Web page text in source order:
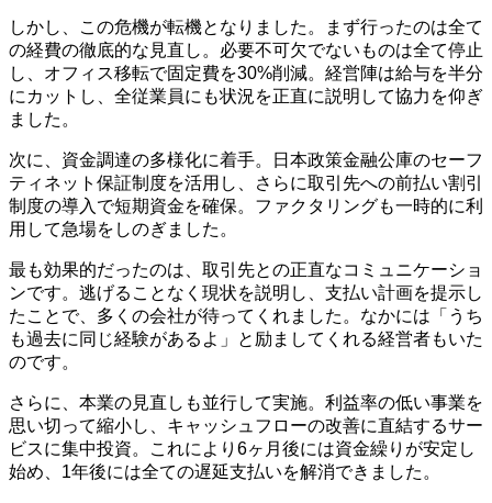
しかし、この危機が転機となりました。まず行ったのは全て
の経費の徹底的な見直し。必要不可欠でないものは全て停止
し、オフィス移転で固定費を30%削減。経営陣は給与を半分
にカットし、全従業員にも状況を正直に説明して協力を仰ぎ
ました。
次に、資金調達の多様化に着手。日本政策金融公庫のセーフ
ティネット保証制度を活用し、さらに取引先への前払い割引
制度の導入で短期資金を確保。ファクタリングも一時的に利
用して急場をしのぎました。
最も効果的だったのは、取引先との正直なコミュニケーショ
ンです。逃げることなく現状を説明し、支払い計画を提示し
たことで、多くの会社が待ってくれました。なかには「うち
も過去に同じ経験があるよ」と励ましてくれる経営者もいた
のです。
さらに、本業の見直しも並行して実施。利益率の低い事業を
思い切って縮小し、キャッシュフローの改善に直結するサー
ビスに集中投資。これにより6ヶ月後には資金繰りが安定し
始め、1年後には全ての遅延支払いを解消できました。